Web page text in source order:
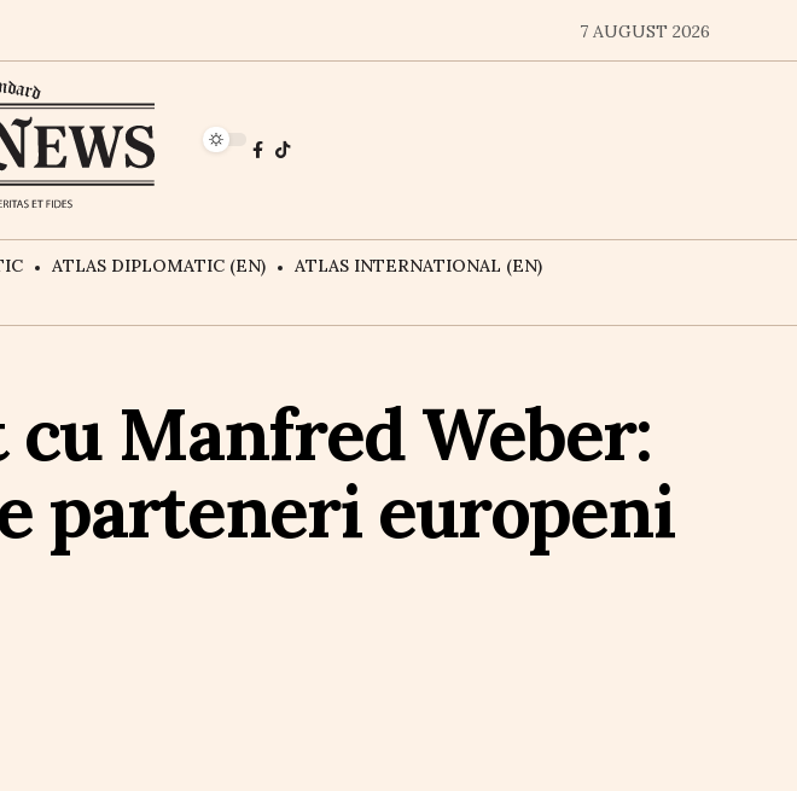
7 AUGUST 2026
ATLAS DIPLOMATIC (EN)
ATLAS INTERNATIONAL (EN)
Manfred Weber:
parteneri europeni